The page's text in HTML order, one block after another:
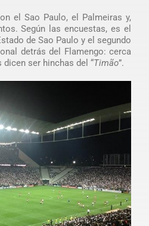
el Sao Paulo, el Palmeiras y,
Según las encuestas, es el
de Sao Paulo y el segundo
detrás del Flamengo: cerca
ser hinchas del “Timão”.